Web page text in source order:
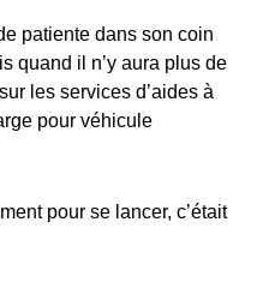
patiente dans son coin
quand il n’y aura plus de
les services d’aides à
pour véhicule
pour se lancer, c’était